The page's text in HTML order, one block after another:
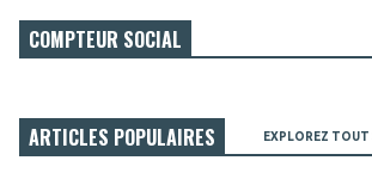
COMPTEUR SOCIAL
ARTICLES POPULAIRES EXPLOREZ TOUT